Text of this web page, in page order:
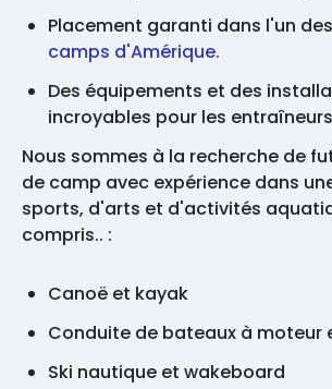
Placement garanti dans l'un des
camps d'Amérique.
Des équipements et des
incroyables pour les entraîneurs
Nous sommes à la recherche de
de camp avec expérience dans
sports, d'arts et d'activités
compris.. :
Canoë et kayak
Conduite de bateaux à moteur
Ski nautique et wakeboard